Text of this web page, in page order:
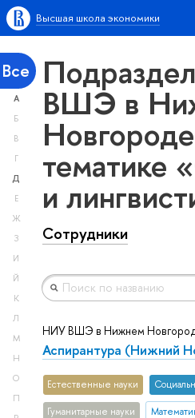
Высшая школа экономики
Все
А
Б
В
Г
Д
Е
Ж
З
И
Й
К
Л
М
Н
О
П
ВШЭ в
тематике
и
Сотрудники
НИУ ВШЭ в Нижнем
Аспирантура (Нижний
Естественные науки
Гуманитарные науки